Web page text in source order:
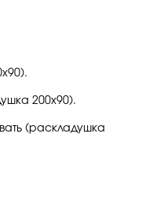
200х90).
(раскладушка